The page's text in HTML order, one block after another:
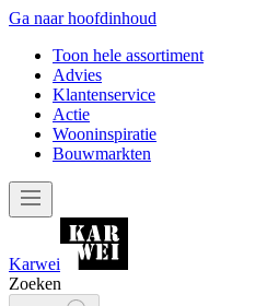
Ga naar hoofdinhoud
Toon hele assortiment
Advies
Klantenservice
Actie
Wooninspiratie
Bouwmarkten
Karwei
Zoeken